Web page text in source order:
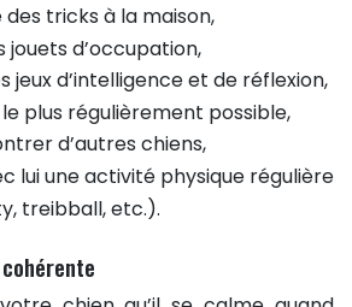
tricks à la maison,
jouets d’occupation,
jeux d’intelligence et de réflexion,
plus régulièrement possible,
d’autres chiens,
lui une activité physique régulière
treibball, etc.).